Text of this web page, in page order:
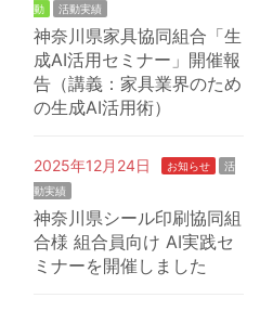
動
活動実績
神奈川県家具協同組合「生
成AI活用セミナー」開催報
告（講義：家具業界のため
の生成AI活用術）
2025年12月24日 お知らせ
活
動実績
神奈川県シール印刷協同組
合様 組合員向け AI実践セ
ミナーを開催しました